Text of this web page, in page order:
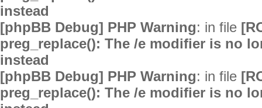
instead
[phpBB Debug] PHP Warning: in file
preg_replace(): The /e modifier is no
instead
[phpBB Debug] PHP Warning: in file
preg_replace(): The /e modifier is no